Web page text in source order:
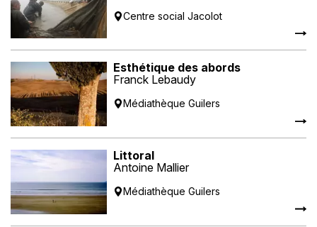
Centre social Jacolot
Esthétique des abords
Franck Lebaudy
Médiathèque Guilers
Littoral
Antoine Mallier
Médiathèque Guilers